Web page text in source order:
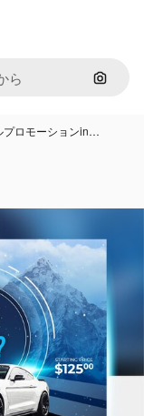
画像で
プロモーションin…